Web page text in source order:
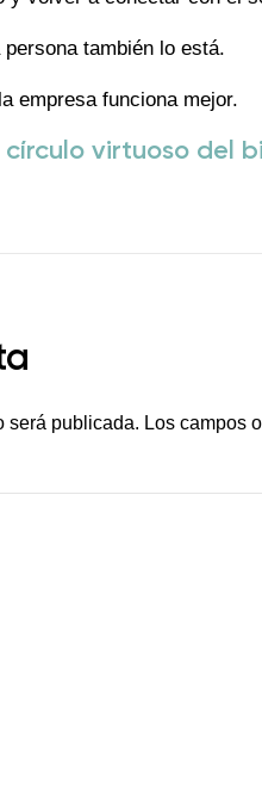
también lo está.
empresa funciona mejor.
círculo virtuoso del
será publicada. Los campos